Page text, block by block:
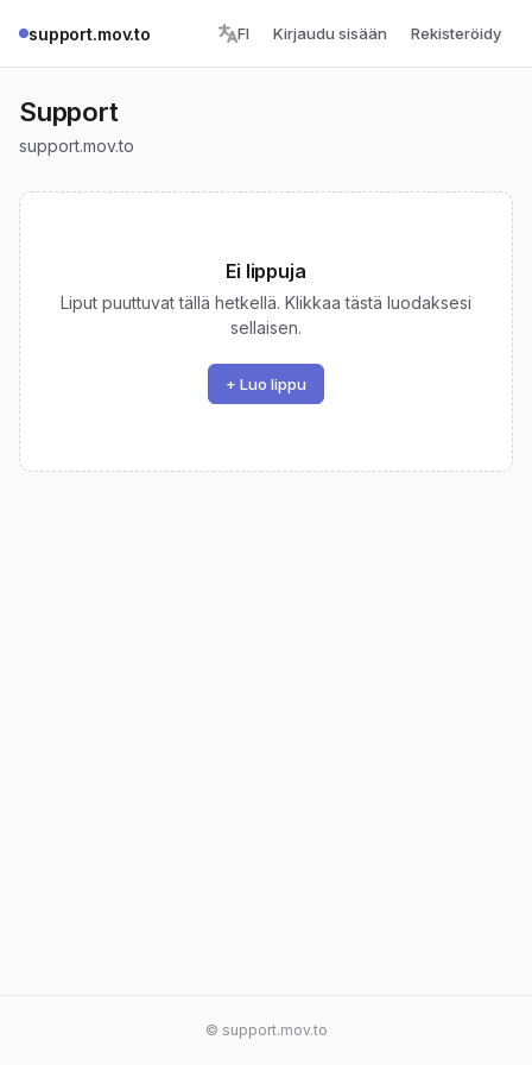
support.mov.to FI Kirjaudu sisään Rekisteröidy
Support
support.mov.to
Ei lippuja
Liput puuttuvat tällä hetkellä. Klikkaa tästä luodaksesi
sellaisen.
+ Luo lippu
© support.mov.to